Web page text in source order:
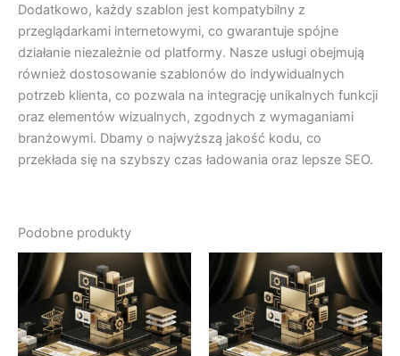
Dodatkowo, każdy szablon jest kompatybilny z
przeglądarkami internetowymi, co gwarantuje spójne
działanie niezależnie od platformy. Nasze usługi obejmują
również dostosowanie szablonów do indywidualnych
potrzeb klienta, co pozwala na integrację unikalnych funkcji
oraz elementów wizualnych, zgodnych z wymaganiami
branżowymi. Dbamy o najwyższą jakość kodu, co
przekłada się na szybszy czas ładowania oraz lepsze SEO.
Podobne produkty